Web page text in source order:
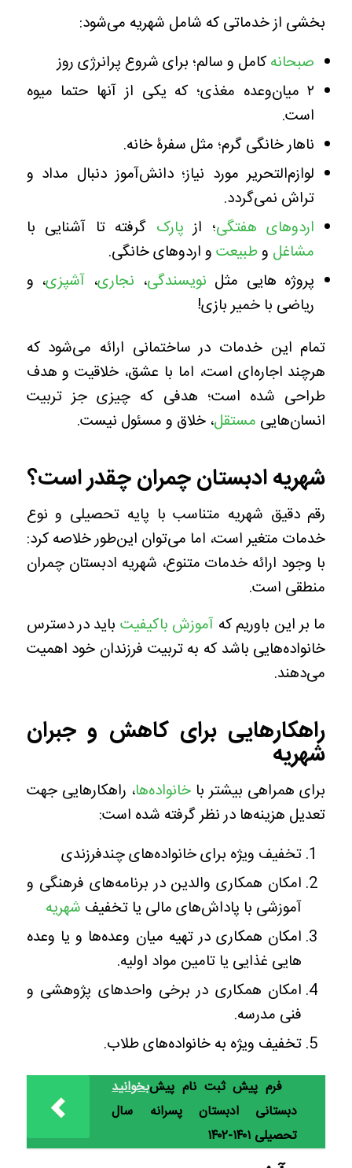
بخشی از خدماتی که شامل شهریه می‌شود:
صبحانهکامل و سالم؛ برای شروع پرانرژی روز
۲ میان‌وعده‌ مغذی؛ که یکی از آنها حتما میوه
است.
ناهار خانگی گرم؛ مثل سفرۀ خانه.
لوازم‌التحریر مورد نیاز؛ دانش‌آموز دنبال مداد و
تراش نمی‌گردد.
اردوهای هفتگی؛ از پارک گرفته تا آشنایی با
مشاغل وطبیعتو اردوهای خانگی.
پروژه هایی مثل نویسندگی، نجاری، آشپزی، و
ریاضی با خمیر بازی!
تمام این خدمات در ساختمانی ارائه می‌شود که
هرچند اجاره‌ای است، اما با عشق، خلاقیت و هدف
طراحی شده است؛ هدفی که چیزی جز تربیت
انسان‌هایی مستقل، خلاق و مسئول نیست.
شهریه ادبستان چمران چقدر است؟
رقم دقیق شهریه متناسب با پایه تحصیلی و نوع
خدمات متغیر است، اما می‌توان این‌طور خلاصه کرد:
با وجود ارائه خدمات متنوع، شهریه ادبستان چمران
منطقی است.
ما بر این باوریم که آموزش باکیفیت باید در دسترس
خانواده‌هایی باشد که به تربیت فرزندان خود اهمیت
می‌دهند.
راهکارهایی برای کاهش و جبران
شهریه
برای همراهی بیشتر باخانواده‌ها، راهکارهایی جهت
تعدیل هزینه‌ها در نظر گرفته شده است:
تخفیف ویژه برای خانواده‌های چندفرزندی
امکان همکاری والدین در برنامه‌های فرهنگی و
آموزشی با پاداش‌های مالی یا تخفیف شهریه
امکان همکاری در تهیه میان وعده‌ها و یا وعده
هایی غذایی یا تامین مواد اولیه.
امکان همکاری در برخی واحدهای پژوهشی و
فنی مدرسه.
تخفیف ویژه به خانواده‌های طلاب.
بخوانیدفرم پیش ثبت نام پیش
دبستانی ادبستان پسرانه سال
تحصیلی ۱۴۰۱-۱۴۰۲